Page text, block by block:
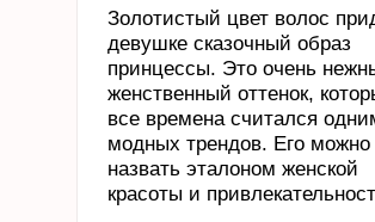
Золотистый цвет волос
девушке сказочный образ
принцессы. Это очень
женственный оттенок,
все времена считался
модных трендов. Его можно
назвать эталоном женской
красоты и